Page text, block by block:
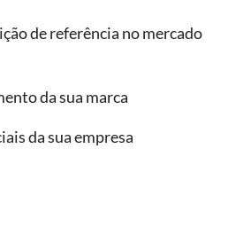
de referência no mercado
da sua marca
da sua empresa